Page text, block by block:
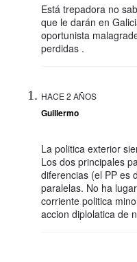
Está trepadora no
que le darán en
oportunista
perdidas .
HACE 2 AÑOS
Guillermo
La politica exterior
Los dos principales
diferencias (el PP es
paralelas. No ha
corriente politica
accion diplolatica de